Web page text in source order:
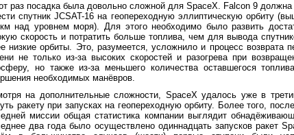
раз посадка была довольно сложной для SpaceX. Falcon 9
спутник JCSAT-16 на геопереходную эллиптическую орбиту
над уровнем моря). Для этого необходимо было развить
скорость и потратить больше топлива, чем для вывода
низкие орбиты. Это, разумеется, усложнило и процесс возврата
не только из-за высоких скоростей и разогрева при
но также из-за меньшего количества оставшегося
необходимых манёвров.
на дополнительные сложности, SpaceX удалось уже в
ракету при запусках на геопереходную орбиту. Более того,
миссии общая статистика компании выглядит
два года было осуществлено одиннадцать запусков ракет